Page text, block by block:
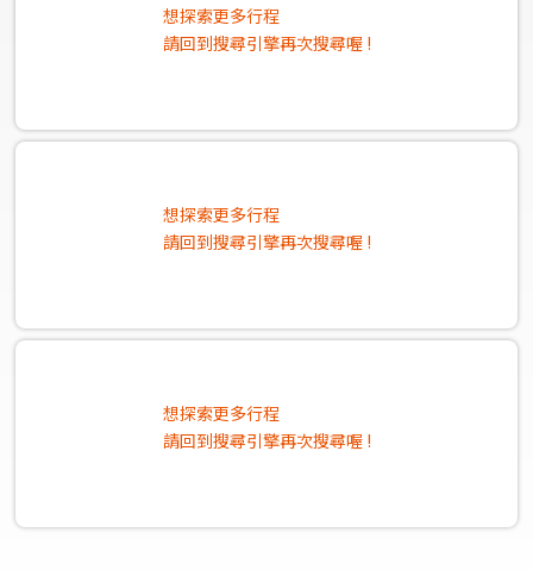
想探索更多行程
請回到搜尋引擎再次搜尋喔 !
想探索更多行程
請回到搜尋引擎再次搜尋喔 !
想探索更多行程
請回到搜尋引擎再次搜尋喔 !